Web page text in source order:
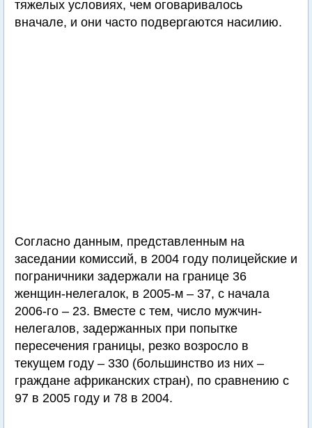
тяжелых условиях, чем оговаривалось
вначале, и они часто подвергаются насилию.
Согласно данным, представленным на
заседании комиссий, в 2004 году полицейские и
пограничники задержали на границе 36
женщин-нелегалок, в 2005-м – 37, с начала
2006-го – 23. Вместе с тем, число мужчин-
нелегалов, задержанных при попытке
пересечения границы, резко возросло в
текущем году – 330 (большинство из них –
граждане африканских стран), по сравнению с
97 в 2005 году и 78 в 2004.